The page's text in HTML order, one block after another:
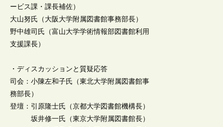
ービス課・課長補佐）
大山努氏（大阪大学附属図書館事務部長）
野中雄司氏（富山大学学術情報部図書館利用
支援課長）
・ディスカッションと質疑応答
司会：小陳左和子氏（東北大学附属図書館事
務部長）
登壇：引原隆士氏（京都大学図書館機構長）
坂井修一氏（東京大学附属図書館長）